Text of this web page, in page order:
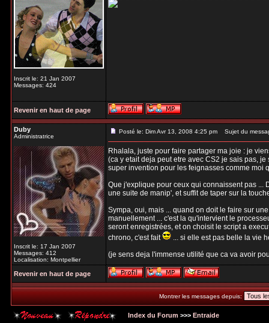
Inscrit le: 21 Jan 2007
Messages: 424
Revenir en haut de page
Duby
Administratrice
Inscrit le: 17 Jan 2007
Messages: 412
Localisation: Montpellier
Posté le: Dim Avr 13, 2008 4:25 pm Sujet du
Rhalala, juste pour faire partager ma joie : je
(ca y etait deja peut etre avec CS2 je sais pas,
super invention pour les feignasses comme moi
Que j'explique pour ceux qui connaissent pas ...
une suite de manip', et suffit de taper sur la
Sympa, oui, mais ... quand on doit le faire sur
manuellement ... c'est la qu'intervient le
seront enregistrées, et on choisit le script a
chrono, c'est fait
... si elle est pas belle la vie
(je sens deja l'immense utilité que ca va avoir
Revenir en haut de page
Montrer les messages depuis:
Index du Forum >>> Entraide